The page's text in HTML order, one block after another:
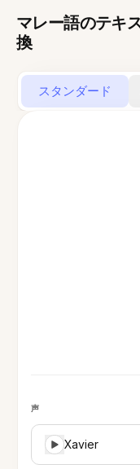
マレー語のテキ
換
スタンダード
声
Xavier